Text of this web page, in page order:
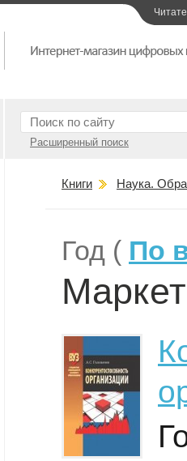
Расширенный поиск
Книги Наука.
Год ( По